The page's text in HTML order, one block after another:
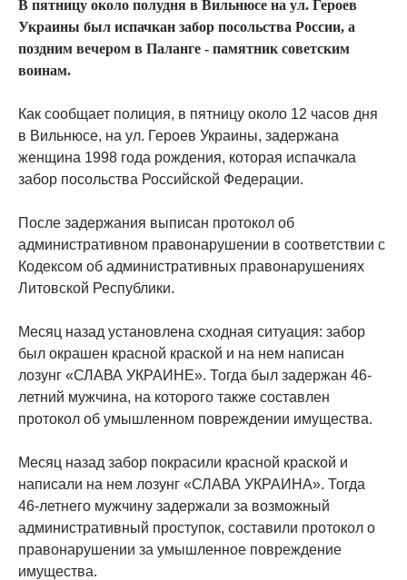
В пятницу около полудня в Вильнюсе на ул. Героев
Украины был испачкан забор посольства России, а
поздним вечером в Паланге - памятник советским
воинам.
Как сообщает полиция, в пятницу около 12 часов дня
в Вильнюсе, на ул. Героев Украины, задержана
женщина 1998 года рождения, которая испачкала
забор посольства Российской Федерации.
После задержания выписан протокол об
административном правонарушении в соответствии с
Кодексом об административных правонарушениях
Литовской Республики.
Месяц назад установлена сходная ситуация: забор
был окрашен красной краской и на нем написан
лозунг «СЛАВА УКРАИНЕ». Тогда был задержан 46-
летний мужчина, на которого также составлен
протокол об умышленном повреждении имущества.
Месяц назад забор покрасили красной краской и
написали на нем лозунг «СЛАВА УКРАИНА». Тогда
46-летнего мужчину задержали за возможный
административный проступок, составили протокол о
правонарушении за умышленное повреждение
имущества.